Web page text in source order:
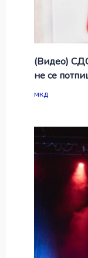
(Видео)
не се
мкд